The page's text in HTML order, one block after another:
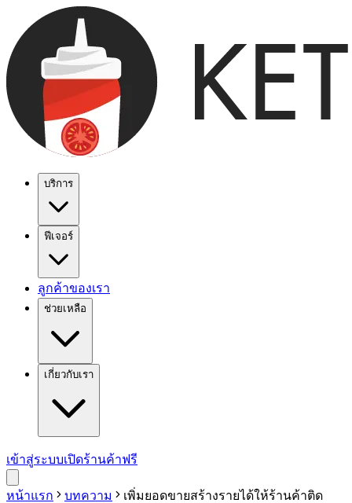
บริการ
ฟีเจอร์
ลูกค้าของเรา
ช่วยเหลือ
เกี่ยวกับเรา
เข้าสู่ระบบเปิดร้านค้าฟรี
หน้าแรก บทความ
เพิ่มยอดขายสร้างรายได้ให้ร้านค้าติด